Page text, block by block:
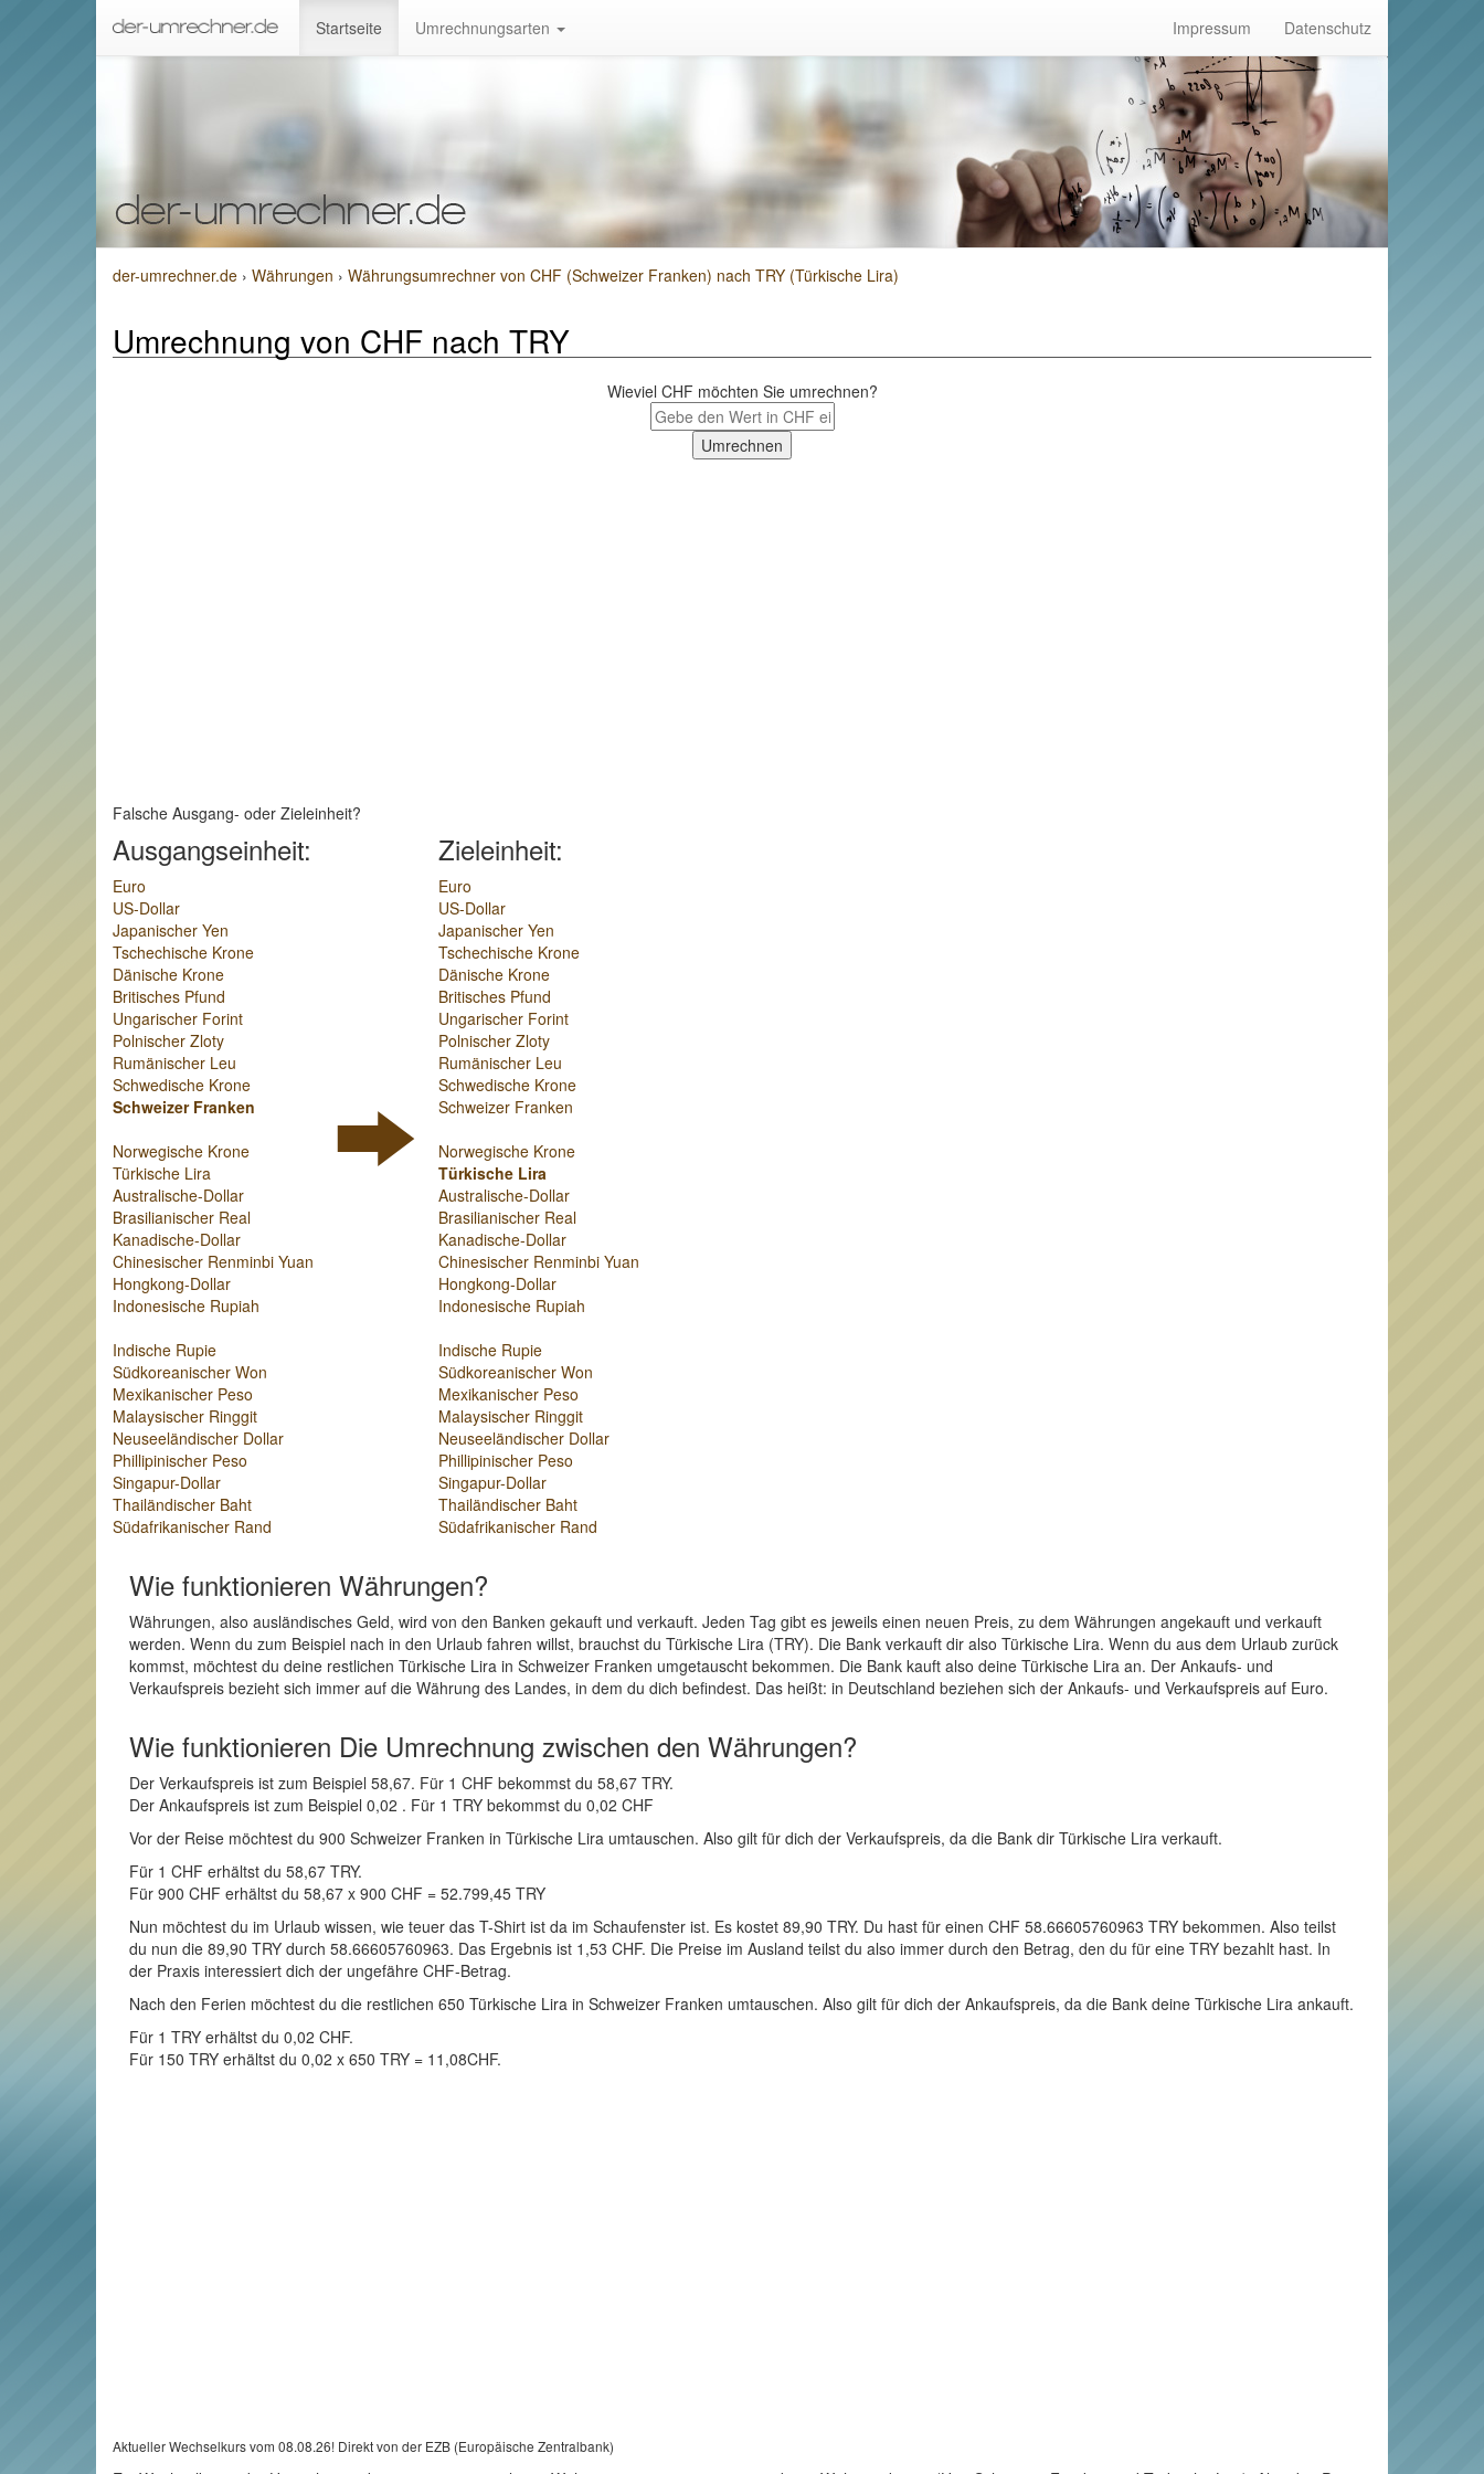
Startseite Umrechnungsarten Impressum Datenschutz
der-umrechner.de › Währungen › Währungsumrechner von CHF (Schweizer Franken) nach TRY (Türkische Lira)
Umrechnung von CHF nach TRY
Wieviel CHF möchten Sie umrechnen?
Falsche Ausgang- oder Zieleinheit?
Ausgangseinheit:
Euro
US-Dollar
Japanischer Yen
Tschechische Krone
Dänische Krone
Britisches Pfund
Ungarischer Forint
Polnischer Zloty
Rumänischer Leu
Schwedische Krone
Schweizer Franken
Norwegische Krone
Türkische Lira
Australische-Dollar
Brasilianischer Real
Kanadische-Dollar
Chinesischer Renminbi Yuan
Hongkong-Dollar
Indonesische Rupiah
Indische Rupie
Südkoreanischer Won
Mexikanischer Peso
Malaysischer Ringgit
Neuseeländischer Dollar
Phillipinischer Peso
Singapur-Dollar
Thailändischer Baht
Südafrikanischer Rand
Zieleinheit:
Euro
US-Dollar
Japanischer Yen
Tschechische Krone
Dänische Krone
Britisches Pfund
Ungarischer Forint
Polnischer Zloty
Rumänischer Leu
Schwedische Krone
Schweizer Franken
Norwegische Krone
Türkische Lira
Australische-Dollar
Brasilianischer Real
Kanadische-Dollar
Chinesischer Renminbi Yuan
Hongkong-Dollar
Indonesische Rupiah
Indische Rupie
Südkoreanischer Won
Mexikanischer Peso
Malaysischer Ringgit
Neuseeländischer Dollar
Phillipinischer Peso
Singapur-Dollar
Thailändischer Baht
Südafrikanischer Rand
Wie funktionieren Währungen?
Währungen, also ausländisches Geld, wird von den Banken gekauft und verkauft. Jeden Tag gibt es jeweils einen neuen Preis, zu dem Währungen angekauft und verkauft
werden. Wenn du zum Beispiel nach in den Urlaub fahren willst, brauchst du Türkische Lira (TRY). Die Bank verkauft dir also Türkische Lira. Wenn du aus dem Urlaub zurück
kommst, möchtest du deine restlichen Türkische Lira in Schweizer Franken umgetauscht bekommen. Die Bank kauft also deine Türkische Lira an. Der Ankaufs- und
Verkaufspreis bezieht sich immer auf die Währung des Landes, in dem du dich befindest. Das heißt: in Deutschland beziehen sich der Ankaufs- und Verkaufspreis auf Euro.
Wie funktionieren Die Umrechnung zwischen den Währungen?
Der Verkaufspreis ist zum Beispiel 58,67. Für 1 CHF bekommst du 58,67 TRY.
Der Ankaufspreis ist zum Beispiel 0,02 . Für 1 TRY bekommst du 0,02 CHF
Vor der Reise möchtest du 900 Schweizer Franken in Türkische Lira umtauschen. Also gilt für dich der Verkaufspreis, da die Bank dir Türkische Lira verkauft.
Für 1 CHF erhältst du 58,67 TRY.
Für 900 CHF erhältst du 58,67 x 900 CHF = 52.799,45 TRY
Nun möchtest du im Urlaub wissen, wie teuer das T-Shirt ist da im Schaufenster ist. Es kostet 89,90 TRY. Du hast für einen CHF 58.66605760963 TRY bekommen. Also teilst
du nun die 89,90 TRY durch 58.66605760963. Das Ergebnis ist 1,53 CHF. Die Preise im Ausland teilst du also immer durch den Betrag, den du für eine TRY bezahlt hast. In
der Praxis interessiert dich der ungefähre CHF-Betrag.
Nach den Ferien möchtest du die restlichen 650 Türkische Lira in Schweizer Franken umtauschen. Also gilt für dich der Ankaufspreis, da die Bank deine Türkische Lira ankauft.
Für 1 TRY erhältst du 0,02 CHF.
Für 150 TRY erhältst du 0,02 x 650 TRY = 11,08CHF.
Aktueller Wechselkurs vom 08.08.26! Direkt von der EZB (Europäische Zentralbank)